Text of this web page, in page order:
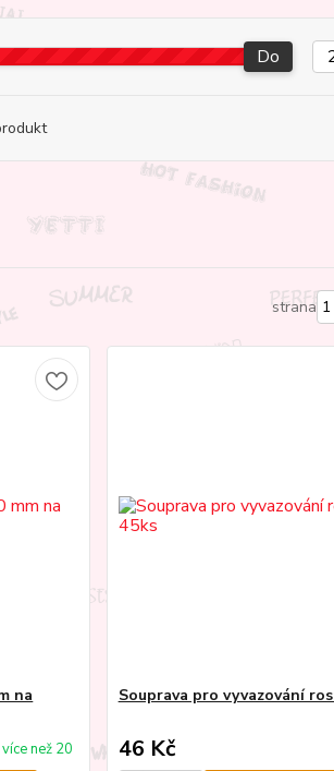
Do
strana
na
více než 20
Souprava pro vyvazování
46 Kč